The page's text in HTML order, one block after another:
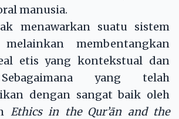
manusia.
menawarkan suatu sistem
membentangkan
etis yang kontekstual dan
yang telah
dengan sangat baik oleh
Ethics in the Qur’ān and the